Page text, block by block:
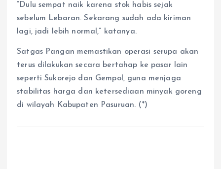
“Dulu sempat naik karena stok habis sejak
sebelum Lebaran. Sekarang sudah ada kiriman
lagi, jadi lebih normal,” katanya.
Satgas Pangan memastikan operasi serupa akan
terus dilakukan secara bertahap ke pasar lain
seperti Sukorejo dan Gempol, guna menjaga
stabilitas harga dan ketersediaan minyak goreng
di wilayah Kabupaten Pasuruan. (*)